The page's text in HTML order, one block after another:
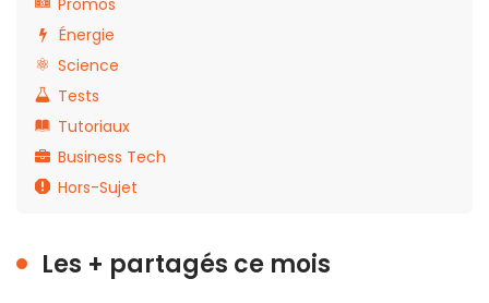
Énergie
Science
Tests
Tutoriaux
Business Tech
Hors-Sujet
Les + partagés ce mois